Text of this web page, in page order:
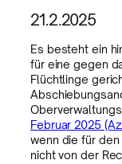
21.2.2025
Es besteht ein
für eine gegen
Flüchtlinge
Februar 2025
wenn die für
nicht von der